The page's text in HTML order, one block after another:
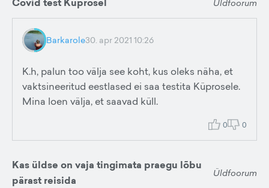
Üldfoorum
Barkarole30. apr 2021 10:26
K.h, palun too välja see koht, kus oleks näha, et
vaktsineeritud eestlased ei saa testita Küprosele.
Mina loen välja, et saavad küll.
0 0
Kas üldse on vaja tingimata praegu lõbu
pärast reisida
Üldfoorum